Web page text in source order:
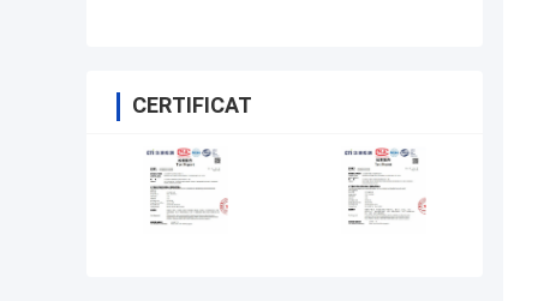
CERTIFICAT